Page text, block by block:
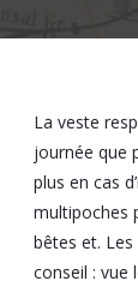
La veste
journée que
plus en cas
multipoches
bêtes et.
conseil : vue